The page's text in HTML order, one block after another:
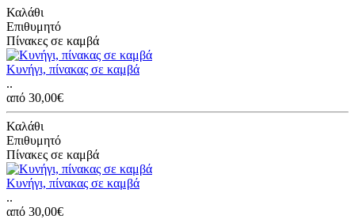
Καλάθι
Επιθυμητό
Πίνακες σε καμβά
Κυνήγι, πίνακας σε καμβά
..
από 30,00€
Καλάθι
Επιθυμητό
Πίνακες σε καμβά
Κυνήγι, πίνακας σε καμβά
..
από 30,00€